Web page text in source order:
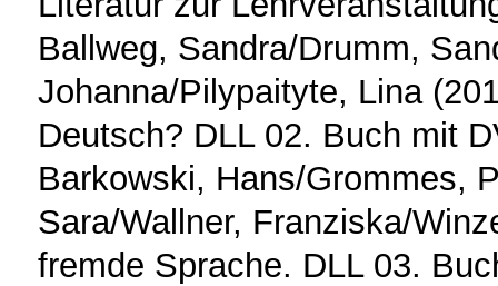
Ballweg, Sandra/Drumm,
Johanna/Pilypaityte, Lina
Deutsch? DLL 02. Buch mit
Barkowski, Hans/Grommes,
Sara/Wallner, Franziska/
fremde Sprache. DLL 03.